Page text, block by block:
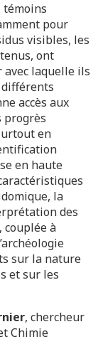
témoins
pour
visibles, les
ont
laquelle ils
différents
accès aux
progrès
en
en haute
la
des
couplée à
sur la nature
et sur les
, chercheur
Chimie